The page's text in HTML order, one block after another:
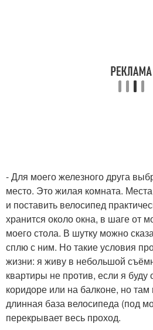
- Для моего железного друга
место. Это жилая комната.
и поставить велосипед
хранится около окна, в шаге от
моего стола. В шутку можно
сплю с ним. Но такие условия
жизни: я живу в небольшой
квартиры не против, если я буду
коридоре или на балконе, но
длинная база велосипеда (под
перекрывает весь проход.